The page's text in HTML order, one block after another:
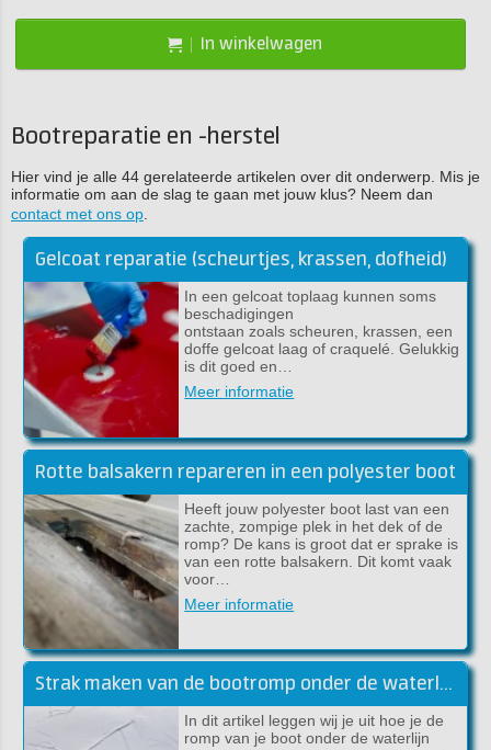
In winkelwagen
Bootreparatie en -herstel
Hier vind je alle 44 gerelateerde artikelen over dit onderwerp. Mis je
informatie om aan de slag te gaan met jouw klus? Neem dan
contact met ons op.
Gelcoat reparatie (scheurtjes, krassen, dofheid)
In een gelcoat toplaag kunnen soms
beschadigingen
ontstaan zoals scheuren, krassen, een
doffe gelcoat laag of craquelé. Gelukkig
is dit goed en…
Meer informatie
Rotte balsakern repareren in een polyester boot
Heeft jouw polyester boot last van een
zachte, zompige plek in het dek of de
romp? De kans is groot dat er sprake is
van een rotte balsakern. Dit komt vaak
voor…
Meer informatie
Strak maken van de bootromp onder de waterlijn met epoxy plamuur
In dit artikel leggen wij je uit hoe je de
romp van je boot onder de waterlijn